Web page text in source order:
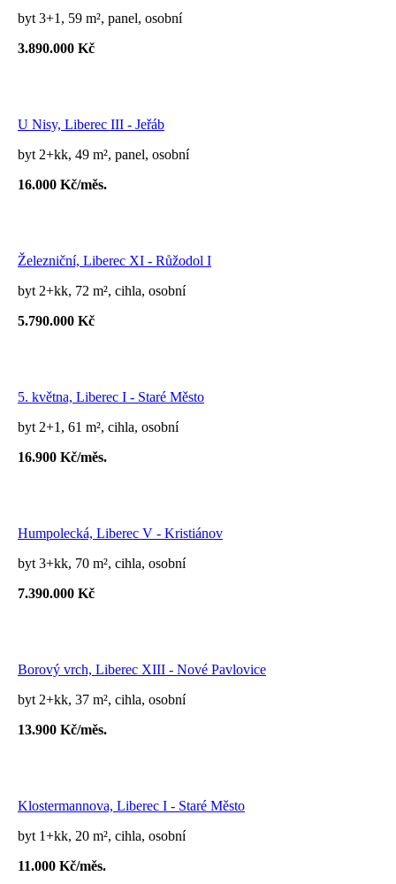
byt 3+1, 59 m², panel, osobní
3.890.000 Kč
U Nisy, Liberec III - Jeřáb
byt 2+kk, 49 m², panel, osobní
16.000 Kč/měs.
Železniční, Liberec XI - Růžodol I
byt 2+kk, 72 m², cihla, osobní
5.790.000 Kč
5. května, Liberec I - Staré Město
byt 2+1, 61 m², cihla, osobní
16.900 Kč/měs.
Humpolecká, Liberec V - Kristiánov
byt 3+kk, 70 m², cihla, osobní
7.390.000 Kč
Borový vrch, Liberec XIII - Nové Pavlovice
byt 2+kk, 37 m², cihla, osobní
13.900 Kč/měs.
Klostermannova, Liberec I - Staré Město
byt 1+kk, 20 m², cihla, osobní
11.000 Kč/měs.